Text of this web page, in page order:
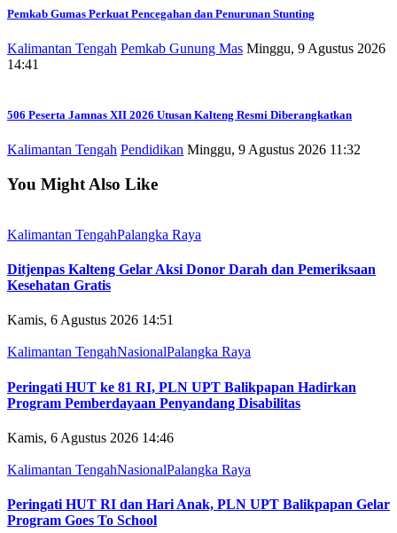
Pemkab Gumas Perkuat Pencegahan dan Penurunan Stunting
Kalimantan Tengah Pemkab Gunung Mas Minggu, 9 Agustus 2026
14:41
506 Peserta Jamnas XII 2026 Utusan Kalteng Resmi Diberangkatkan
Kalimantan Tengah Pendidikan Minggu, 9 Agustus 2026 11:32
You Might Also Like
Kalimantan TengahPalangka Raya
Ditjenpas Kalteng Gelar Aksi Donor Darah dan Pemeriksaan
Kesehatan Gratis
Kamis, 6 Agustus 2026 14:51
Kalimantan TengahNasionalPalangka Raya
Peringati HUT ke 81 RI, PLN UPT Balikpapan Hadirkan
Program Pemberdayaan Penyandang Disabilitas
Kamis, 6 Agustus 2026 14:46
Kalimantan TengahNasionalPalangka Raya
Peringati HUT RI dan Hari Anak, PLN UPT Balikpapan Gelar
Program Goes To School